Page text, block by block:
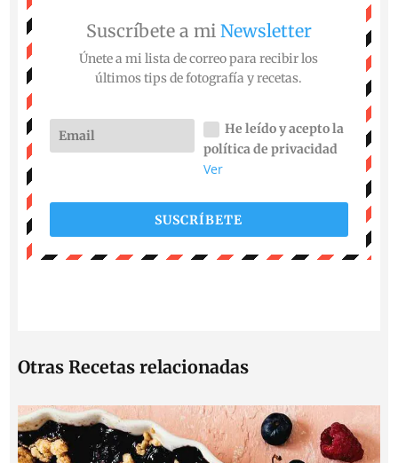
Suscríbete a mi Newsletter
Únete a mi lista de correo para recibir los
últimos tips de fotografía y recetas.
He leído y acepto la
política de privacidad
Ver
SUSCRÍBETE
Otras Recetas relacionadas